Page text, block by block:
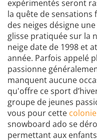
expérimentés seront
la quête de sensations
des neiges désigne
glisse pratiquée sur la
neige date de 1998 et
année. Parfois appelé
passionne
manquent aucune
qu'offre ce sport
groupe de jeunes
vous pour cette
snowboard ado se
permettant aux